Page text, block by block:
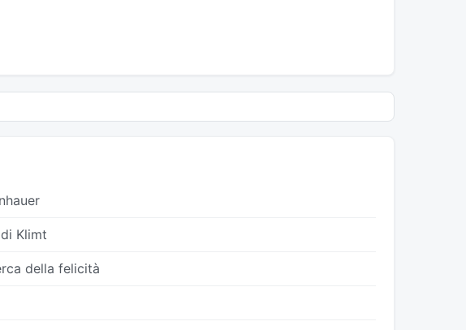
Klimt
della felicità